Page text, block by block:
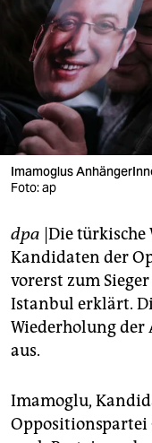
nord
wahrheit
verlag
verlag
veranstaltungen
fragen & hilfe
unterstützen
abo
genossenschaft
Imamoglus
Foto: ap
dpa |Die
Kandidaten der
vorerst zum
Istanbul erklärt.
Wiederholung der
aus.
Imamoglu,
Oppositionspartei